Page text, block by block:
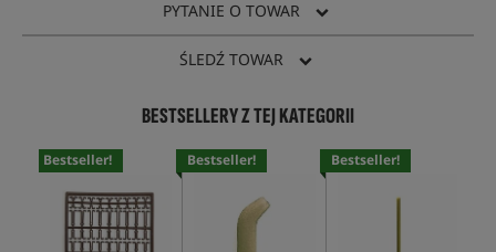
PYTANIE O TOWAR
ŚLEDŹ TOWAR
BESTSELLERY Z TEJ KATEGORII
Bestseller! Bestseller! Bestseller!